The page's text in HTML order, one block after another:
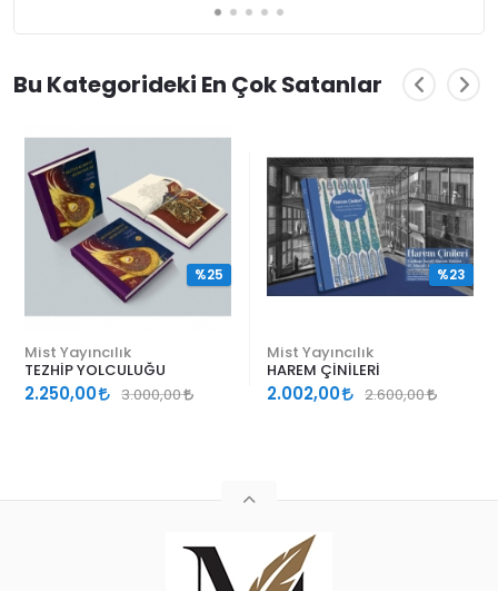
Bu Kategorideki En Çok Satanlar
Mist Yayıncılık
TEZHİP YOLCULUĞU
2.250,00 3.000,00
%25
Mist Yayıncılık
HAREM ÇİNİLERİ
2.002,00 2.600,00
%23